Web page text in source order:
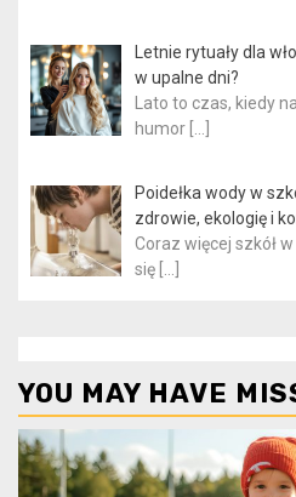
Letnie rytuały dla
w upalne dni?
Lato to czas, kiedy
humor
Poidełka wody w
zdrowie, ekologię i
Coraz więcej szkół
się
YOU MAY HAVE